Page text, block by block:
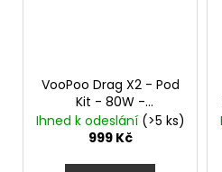
VooPoo Drag X2 - Pod
Kit - 80W -
Champagne Golden
Ihned k odeslání (>5 ks)
999 Kč